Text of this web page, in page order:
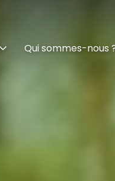
Qui sommes-nous